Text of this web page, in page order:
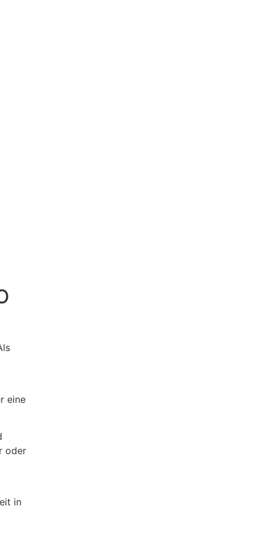
eine
oder
in